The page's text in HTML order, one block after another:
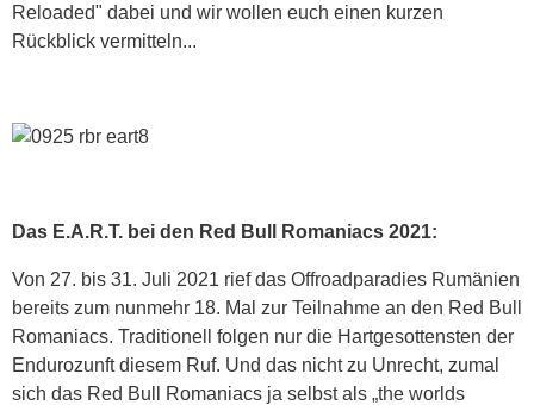
Reloaded" dabei und wir wollen euch einen kurzen
Rückblick vermitteln...
Das E.A.R.T. bei den Red Bull Romaniacs 2021:
Von 27. bis 31. Juli 2021 rief das Offroadparadies Rumänien
bereits zum nunmehr 18. Mal zur Teilnahme an den Red Bull
Romaniacs. Traditionell folgen nur die Hartgesottensten der
Endurozunft diesem Ruf. Und das nicht zu Unrecht, zumal
sich das Red Bull Romaniacs ja selbst als „the worlds